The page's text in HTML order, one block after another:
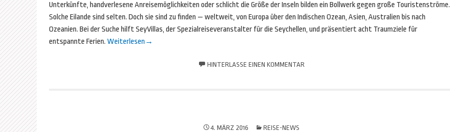
Unterkünfte, handverlesene Anreisemöglichkeiten oder schlicht die Größe der Inseln bilden ein Bollwerk gegen große Touristenströme.
Solche Eilande sind selten. Doch sie sind zu finden — weltweit, von Europa über den Indischen Ozean, Asien, Australien bis nach
Ozeanien. Bei der Suche hilft SeyVillas, der Spezialreiseveranstalter für die Seychellen, und präsentiert acht Traumziele für
entspannte Ferien. Weiterlesen →
HINTERLASSE EINEN KOMMENTAR
4. MÄRZ 2016 REISE-NEWS